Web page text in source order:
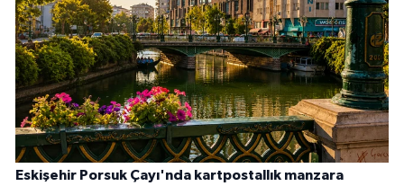
Eskişehir Porsuk Çayı'nda kartpostallık manzara